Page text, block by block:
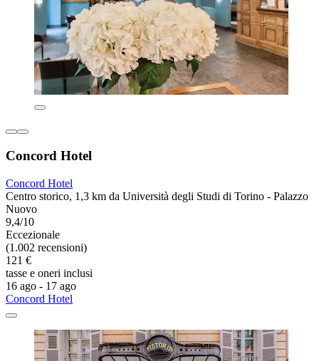
Concord Hotel
Concord Hotel
Centro storico, 1,3 km da Università degli Studi di Torino - Palazzo
Nuovo
9,4/10
Eccezionale
(1.002 recensioni)
121 €
tasse e oneri inclusi
16 ago - 17 ago
Concord Hotel